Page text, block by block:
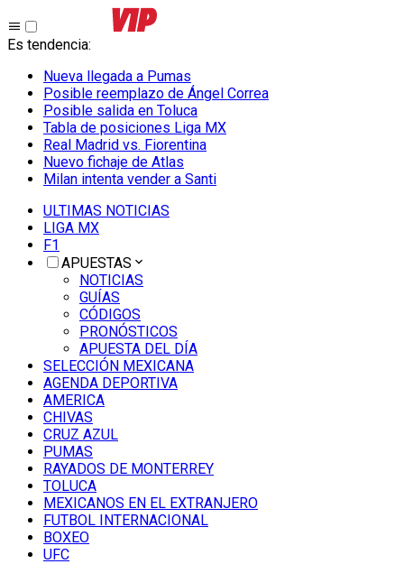
Es tendencia:
Nueva llegada a Pumas
Posible reemplazo de Ángel Correa
Posible salida en Toluca
Tabla de posiciones Liga MX
Real Madrid vs. Fiorentina
Nuevo fichaje de Atlas
Milan intenta vender a Santi
ULTIMAS NOTICIAS
LIGA MX
F1
APUESTAS
NOTICIAS
GUÍAS
CÓDIGOS
PRONÓSTICOS
APUESTA DEL DÍA
SELECCIÓN MEXICANA
AGENDA DEPORTIVA
AMERICA
CHIVAS
CRUZ AZUL
PUMAS
RAYADOS DE MONTERREY
TOLUCA
MEXICANOS EN EL EXTRANJERO
FUTBOL INTERNACIONAL
BOXEO
UFC